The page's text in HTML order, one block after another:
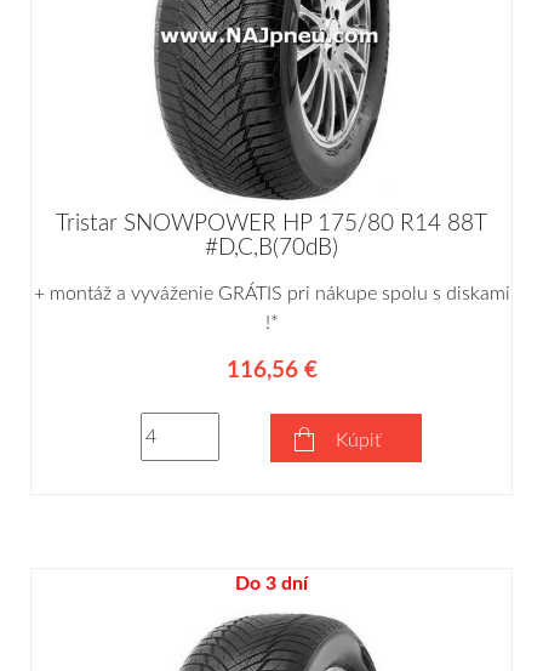
Tristar SNOWPOWER HP 175/80 R14 88T
#D,C,B(70dB)
+ montáž a vyváženie GRÁTIS pri nákupe spolu s diskami
!*
116,56 €
Kúpiť
Do 3 dní